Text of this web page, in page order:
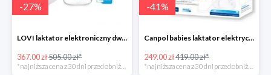
-27%
LOVI laktator elektroniczny dwufazowy Prolactis -27%
367.00 zł505.00 zł*
-41%
Canpol babies laktator elektryczny EASY NATURAL -40%
249.00 zł419.00 zł*